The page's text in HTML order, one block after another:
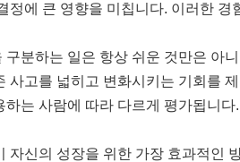
정에 큰 영향을 미칩니다. 이러한 경
분하는 일은 항상 쉬운 것만은 아
사고를 넓히고 변화시키는 기회를
는 사람에 따라 다르게 평가됩니
자신의 성장을 위한 가장 효과적인